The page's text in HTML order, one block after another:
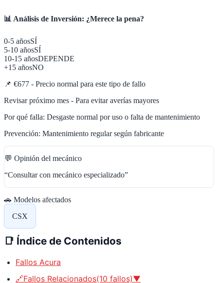
📊 Análisis de Inversión: ¿Merece la pena?
0-5 añosSÍ
5-10 añosSÍ
10-15 añosDEPENDE
+15 añosNO
📌 €677 - Precio normal para este tipo de fallo
Revisar próximo mes - Para evitar averías mayores
Por qué falla: Desgaste normal por uso o falta de mantenimiento
Prevención: Mantenimiento regular según fabricante
💬 Opinión del mecánico
“Consultar con mecánico especializado”
🚗 Modelos afectados
CSX
📑 Índice de Contenidos
Fallos Acura
🔗Fallos Relacionados(10 fallos)▼